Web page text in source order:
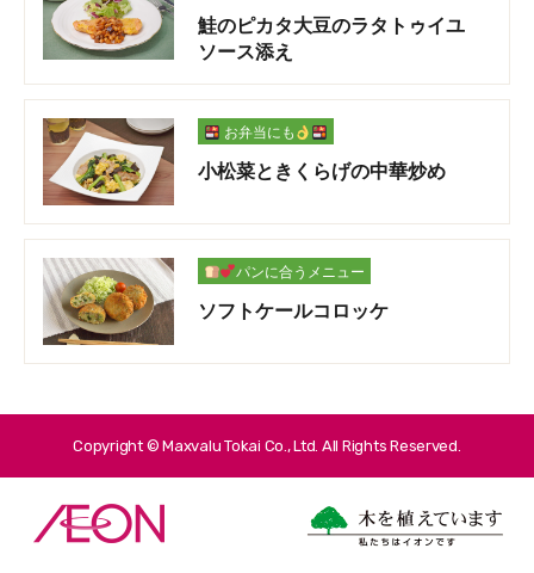
鮭のピカタ大豆のラタトゥイユ
ソース添え
お弁当にも
小松菜ときくらげの中華炒め
パンに合うメニュー
ソフトケールコロッケ
Copyright © Maxvalu Tokai Co., Ltd. All Rights Reserved.